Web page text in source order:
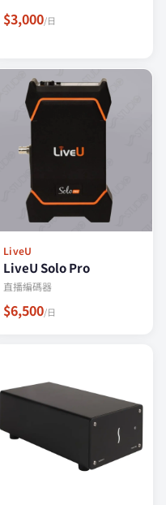
$3,000/日
LiveU
LiveU Solo Pro
直播編碼器
$6,500/日